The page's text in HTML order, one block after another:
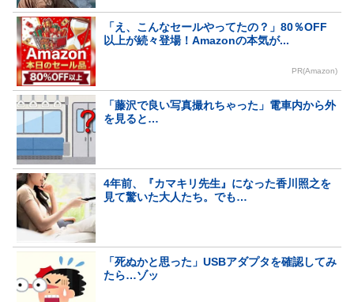
「え、こんなセールやってたの？」80％OFF
以上が続々登場！Amazonの本気が...
PR(Amazon)
「藤沢で良い写真撮れちゃった」電車内から外
を見ると…
4年前、『カマキリ先生』になった香川照之を
見て驚いた大人たち。でも…
「死ぬかと思った」USBアダプタを確認してみ
たら…ゾッ